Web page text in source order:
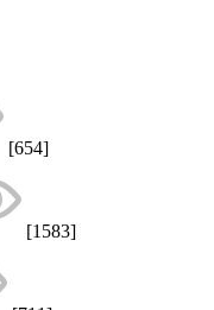
[654]
[1583]